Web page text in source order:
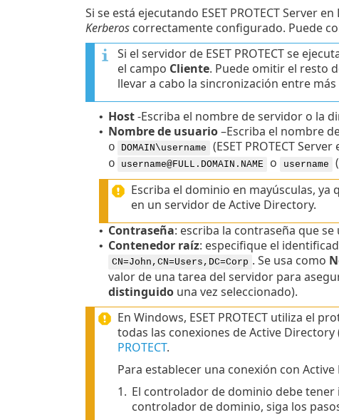
Si se está ejecutando ESET PROTECT
Kerberoscorrectamente configurado. Puede
Si el servidor de ESET PROTECT se
el campo Cliente. Puede omitir el resto
llevar a cabo la sincronización entre
• Host-Escriba el nombre de servidor o la
• Nombre de usuario–Escriba el nombre
o DOMAIN\username (ESET PROTECT
o username@FULL.DOMAIN.NAME o username
Escriba el dominio en mayúsculas,
en un servidor de Active Directory.
• Contraseña: escriba la contraseña que
• Contenedor raíz: especifique el
CN=John,CN=Users,DC=Corp . Se usa como
valor de una tarea del servidor para
distinguidouna vez seleccionado).
En Windows, ESET PROTECT utiliza el
todas las conexiones de Active Directory
PROTECT.
Para establecer una conexión con
1. El controlador de dominio debe
controlador de dominio, siga los